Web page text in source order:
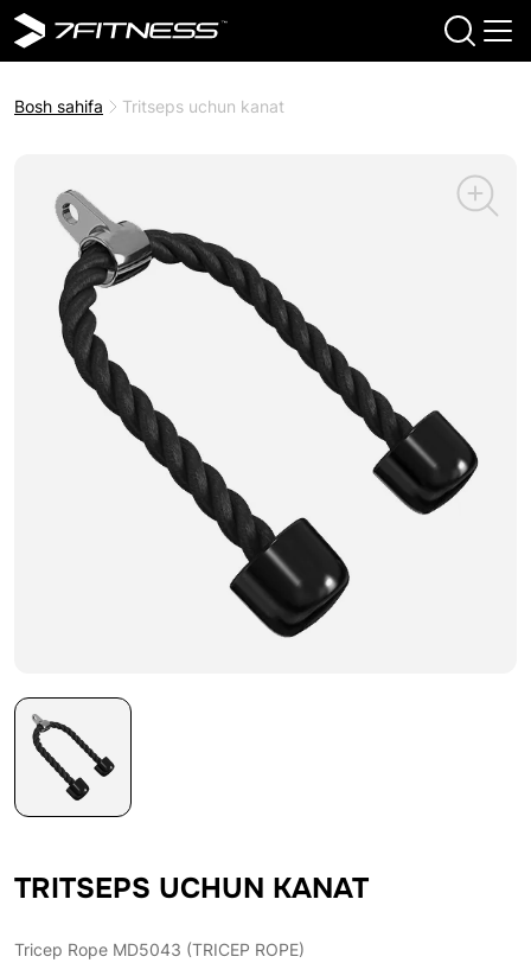
Bosh sahifa Tritseps uchun kanat
TRITSEPS UCHUN KANAT
Tricep Rope MD5043 (TRICEP ROPE)